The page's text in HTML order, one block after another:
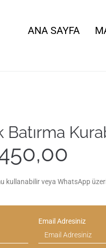
ANA SAYFA
Batırma
kullanabilir veya WhatsApp
Email Adresiniz